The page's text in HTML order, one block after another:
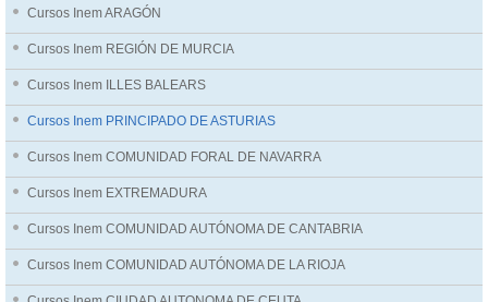
Cursos Inem ARAGÓN
Cursos Inem REGIÓN DE MURCIA
Cursos Inem ILLES BALEARS
Cursos Inem PRINCIPADO DE ASTURIAS
Cursos Inem COMUNIDAD FORAL DE NAVARRA
Cursos Inem EXTREMADURA
Cursos Inem COMUNIDAD AUTÓNOMA DE CANTABRIA
Cursos Inem COMUNIDAD AUTÓNOMA DE LA RIOJA